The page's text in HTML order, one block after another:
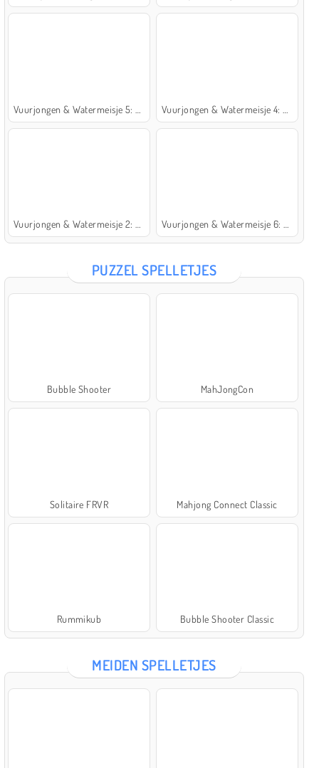
PUZZEL SPELLETJES
Bubble Shooter MahJongCon
Solitaire FRVR Mahjong Connect Classic
Rummikub Bubble Shooter Classic
MEIDEN SPELLETJES